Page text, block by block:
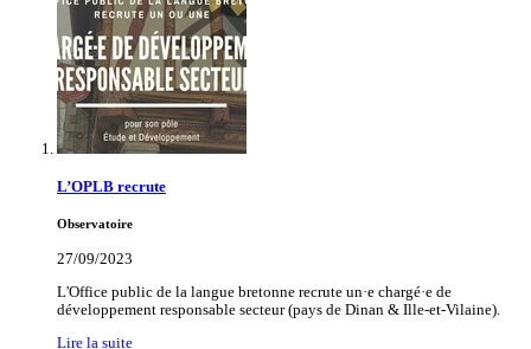
L’OPLB recrute
Observatoire
27/09/2023
L'Office public de la langue bretonne recrute un·e chargé·e de
développement responsable secteur (pays de Dinan & Ille-et-Vilaine).
Lire la suite